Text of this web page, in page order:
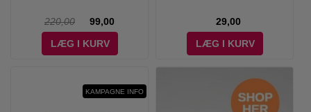
220,00
99,00
LÆG I KURV
29,00
LÆG I KURV
KAMPAGNE INFO